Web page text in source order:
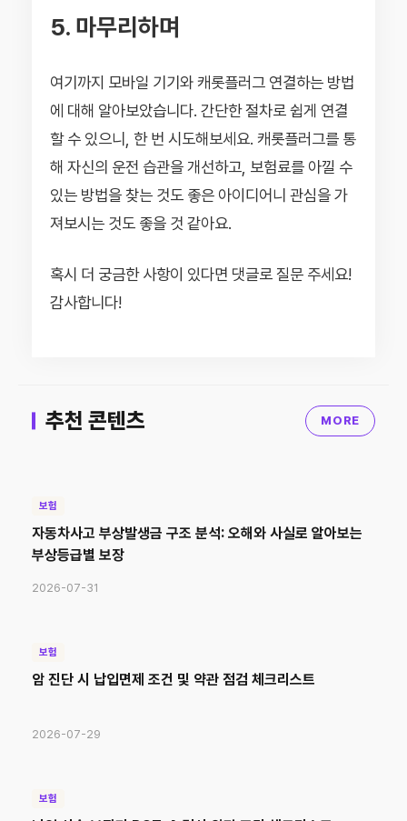
5. 마무리하며
여기까지 모바일 기기와 캐롯플러그 연결하는 방법
에 대해 알아보았습니다. 간단한 절차로 쉽게 연결
할 수 있으니, 한 번 시도해보세요. 캐롯플러그를 통
해 자신의 운전 습관을 개선하고, 보험료를 아낄 수
있는 방법을 찾는 것도 좋은 아이디어니 관심을 가
져보시는 것도 좋을 것 같아요.
혹시 더 궁금한 사항이 있다면 댓글로 질문 주세요!
감사합니다!
추천 콘텐츠 MORE
보험
자동차사고 부상발생금 구조 분석: 오해와 사실로 알아보는
부상등급별 보장
2026-07-31
보험
암 진단 시 납입면제 조건 및 약관 점검 체크리스트
2026-07-29
보험